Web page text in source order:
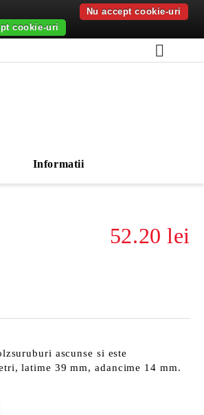
Informatii
52.20 lei
ascunse si este
latime 39 mm, adancime 14 mm.
Nu accept cookie-uri
cookie-uri